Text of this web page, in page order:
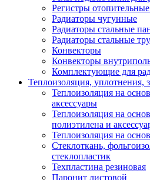
Регистры
Радиаторы чугунные
Радиаторы стальные
Радиаторы стальные
Конвекторы
Конвекторы
Комплектующие для
Теплоизоляция, уплотнения,
Теплоизоляция на
аксессуары
Теплоизоляция на
полиэтилена и
Теплоизоляция на
Стеклоткань,
стеклопластик
Техпластина резиновая
Паронит листовой